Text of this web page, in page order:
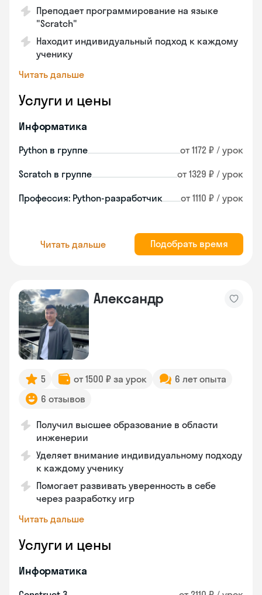
Преподает программирование на языке
"Scratch"
Находит индивидуальный подход к каждому
ученику
Читать дальше
Услуги и цены
Информатика
Python в группе от 1172 ₽ / урок
Scratch в группе от 1329 ₽ / урок
Профессия: Python-разработчик от 1110 ₽ / урок
Читать дальше Подобрать время
Александр
5 от 1500 ₽ за урок
6 лет опыта
6 отзывов
Получил высшее образование в области
инженерии
Уделяет внимание индивидуальному подходу
к каждому ученику
Помогает развивать уверенность в себе
через разработку игр
Читать дальше
Услуги и цены
Информатика